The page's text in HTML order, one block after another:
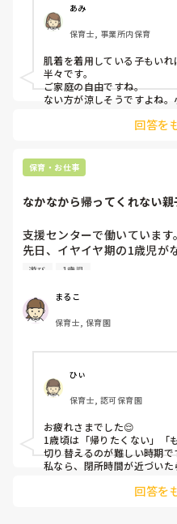
色々な考え方があると思い
着せていますか？
ちょっと皆さまはどんな感
よろしくお願いいたします。
あみ
保育士, 事業所内保育
肌着を着用している子もいれ
半々です。
ご家庭の自由ですね。
ない方が涼しそうですよね
回答を
保育・お仕事
なかなから帰ってくれない
支援センターで働いています。
先日、イヤイヤ期の1歳児が
ました。やりたかったこと
ヤイヤでギャーギャーで、
で、部屋から出てもギャーギ
っとお母さんが抱っこして
か。教えて頂きたいです。
遊び 1歳児
まるこ
保育士, 保育園
ひぃ
保育士, 認可保育園
お疲れさまでした😌
1歳頃は「帰りたくない」「
切り替えるのが難しい時期で
私なら、閉所時間が近づい
て心の準備ができるように
回答を